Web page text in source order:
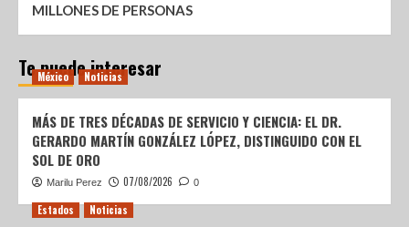
MILLONES DE PERSONAS
Te puede interesar
México Noticias
MÁS DE TRES DÉCADAS DE SERVICIO Y CIENCIA: EL DR.
GERARDO MARTÍN GONZÁLEZ LÓPEZ, DISTINGUIDO CON EL
SOL DE ORO
Marilu Perez 07/08/2026 0
Estados Noticias